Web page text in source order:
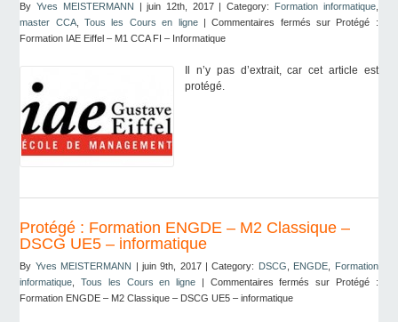
ByYves MEISTERMANN | juin 12th, 2017 | Category: Formation informatique,
master CCA,Tous les Cours en ligne|Commentaires fermés sur Protégé :
Formation IAE Eiffel – M1 CCA FI – Informatique
Il n’y pas d’extrait, car cet article est
protégé.
Protégé : Formation ENGDE – M2 Classique –
DSCG UE5 – informatique
By Yves MEISTERMANN | juin 9th, 2017 | Category: DSCG ENGDE
Formation
informatique ,Tous les Cours en ligne | Commentaires fermés
sur Protégé :
Formation ENGDE – M2 Classique – DSCG UE5 – informatique